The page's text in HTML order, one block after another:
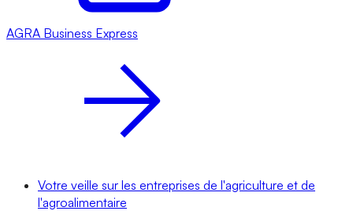
AGRA Business Express
Votre veille sur les entreprises de l'agriculture et de
l'agroalimentaire